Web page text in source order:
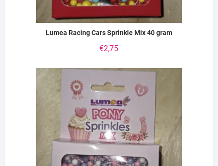
Lumea Racing Cars Sprinkle Mix 40 gram
€2,75